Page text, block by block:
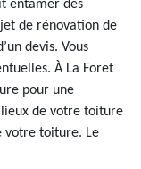
entamer des
de rénovation de
devis. Vous
À La Foret
pour une
de votre toiture
votre toiture. Le